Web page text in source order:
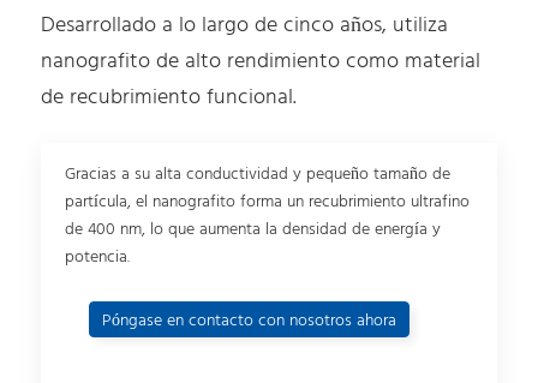
Desarrollado a lo largo de cinco años, utiliza
nanografito de alto rendimiento como material
de recubrimiento funcional.
Gracias a su alta conductividad y pequeño tamaño de
partícula, el nanografito forma un recubrimiento ultrafino
de 400 nm, lo que aumenta la densidad de energía y
potencia.
Póngase en contacto con nosotros ahora